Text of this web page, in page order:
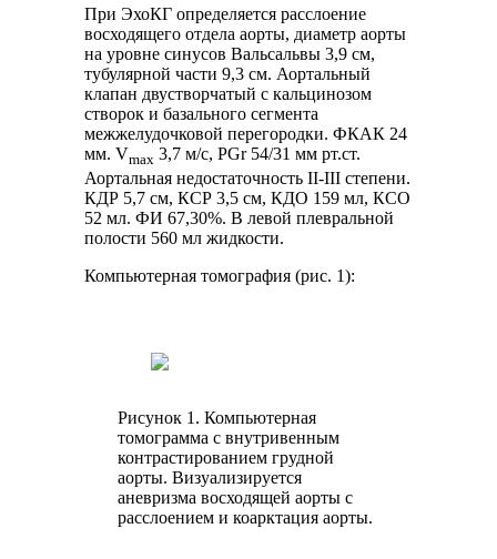
При ЭхоКГ определяется расслоение
восходящего отдела аорты, диаметр аорты
на уровне синусов Вальсальвы 3,9 см,
тубулярной части 9,3 см. Аортальный
клапан двустворчатый с кальцинозом
створок и базального сегмента
межжелудочковой перегородки. ФКАК 24
мм. Vmax 3,7 м/с, PGr 54/31 мм рт.ст.
Аортальная недостаточность II-III степени.
КДР 5,7 см, КСР 3,5 см, КДО 159 мл, КСО
52 мл. ФИ 67,30%. В левой плевральной
полости 560 мл жидкости.
Компьютерная томография (рис. 1):
Рисунок 1. Компьютерная
томограмма с внутривенным
контрастированием грудной
аорты. Визуализируется
аневризма восходящей аорты с
расслоением и коарктация аорты.